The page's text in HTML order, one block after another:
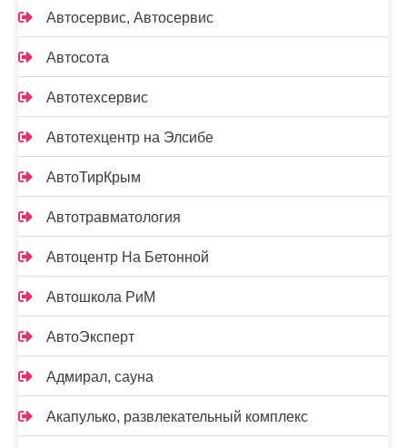
Автосервис, Автосервис
Автосота
Автотехсервис
Автотехцентр на Элсибе
АвтоТирКрым
Автотравматология
Автоцентр На Бетонной
Автошкола РиМ
АвтоЭксперт
Адмирал, сауна
Акапулько, развлекательный комплекс